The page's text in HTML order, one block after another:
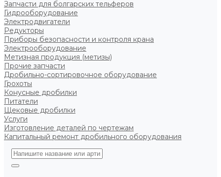
Запчасти для болгарских тельферов
Гидрооборудование
Электродвигатели
Редукторы
Приборы безопасности и контроля крана
Электрооборудование
Метизная продукция (метизы)
Прочие запчасти
Дробильно-сортировочное оборудование
Грохоты
Конусные дробилки
Питатели
Щековые дробилки
Услуги
Изготовление деталей по чертежам
Капитальный ремонт дробильного оборудования